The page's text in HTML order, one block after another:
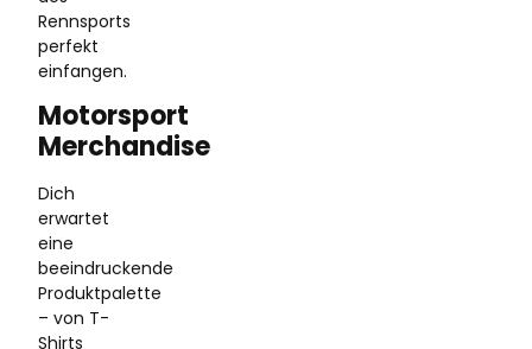
Rennsports
perfekt
einfangen.
Motorsport
Merchandise
Dich
erwartet
eine
beeindruckende
Produktpalette
– von T-
Shirts